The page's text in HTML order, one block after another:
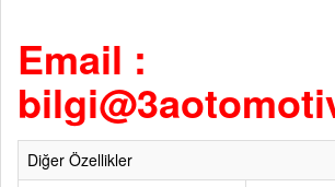
Email :
Diğer Özellikler